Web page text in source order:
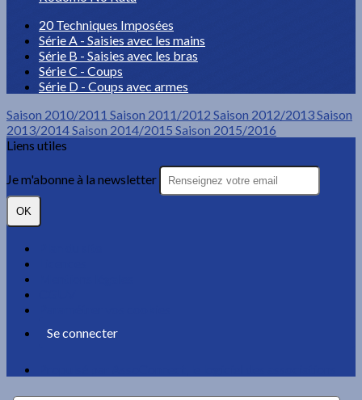
20 Techniques Imposées
Série A - Saisies avec les mains
Série B - Saisies avec les bras
Série C - Coups
Série D - Coups avec armes
Saison 2010/2011 Saison 2011/2012 Saison 2012/2013Saison
2013/2014Saison 2014/2015 Saison 2015/2016
Liens utiles
Je m'abonne à la newsletter
OK
Se connecter